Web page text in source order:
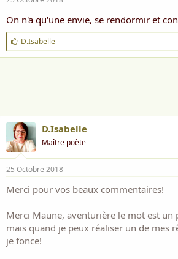
On n'a qu'une envie, se rendormir et
J
'
a
D.Isabelle
D.Isabelle
Maître poète
25 Octobre 2018
Merci pour vos beaux commentaires!
Merci Maune, aventurière le mot est un
mais quand je peux réaliser un de mes
je fonce!